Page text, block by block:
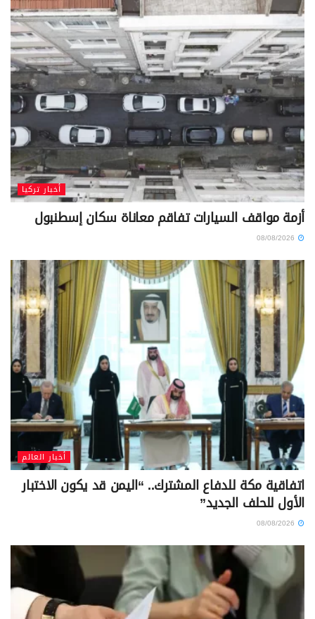
أخبار تركيا
أزمة مواقف السيارات تفاقم معاناة سكان إسطنبول
أخبار العالم
اتفاقية مكة للدفاع المشترك.. “اليمن قد يكون الاختبار
الأول للحلف الجديد”